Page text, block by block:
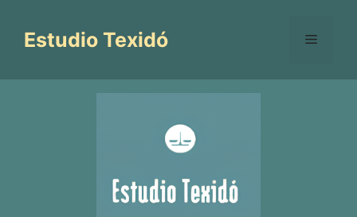
contenido
Estudio Texidó Menú